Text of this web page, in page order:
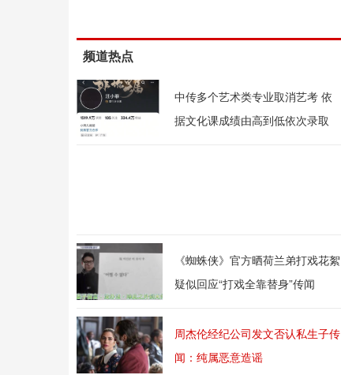
频道热点
中传多个艺术类专业取消艺考 依
据文化课成绩由高到低依次录取
《蜘蛛侠》官方晒荷兰弟打戏花絮
疑似回应“打戏全靠替身”传闻
周杰伦经纪公司发文否认私生子传
闻：纯属恶意造谣